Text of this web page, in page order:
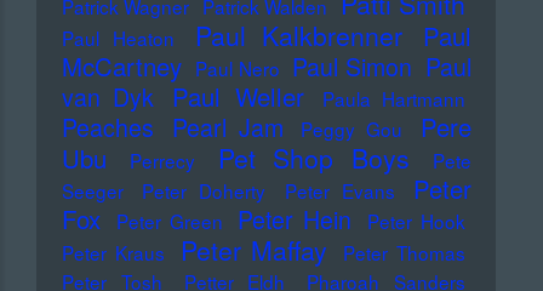
Patrick Wagner Patrick Walden
Paul Heaton Paul Kalkbrenner
Paul
McCartney Paul Nero Paul Simon Paul
van Dyk Paul Weller Paula Hartmann
Peaches Pearl Jam Peggy Gou
Pere
Ubu
Perrecy Pet Shop Boys
Pete
Seeger
Peter Doherty Peter Evans
Peter
Fox
Peter Green Peter Hein
Peter Hook
Peter Kraus
Peter Maffay
Peter Thomas
Peter Tosh
Petter Eldh Pharoah Sanders